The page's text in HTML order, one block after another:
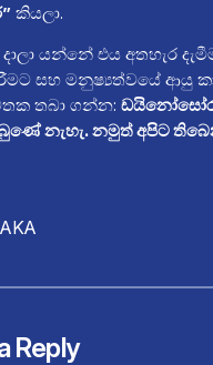
කියලා.
දාලා යන්නේ එය අතහැර
සහ මනුෂ්‍යත්වයේ ආයු
තබා ගන්න:
නැහැ. නමුත් අපිට
Reply